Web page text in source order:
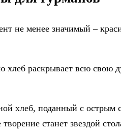
не менее значимый –
раскрывает всю свою
хлеб, поданный с
станет звездой